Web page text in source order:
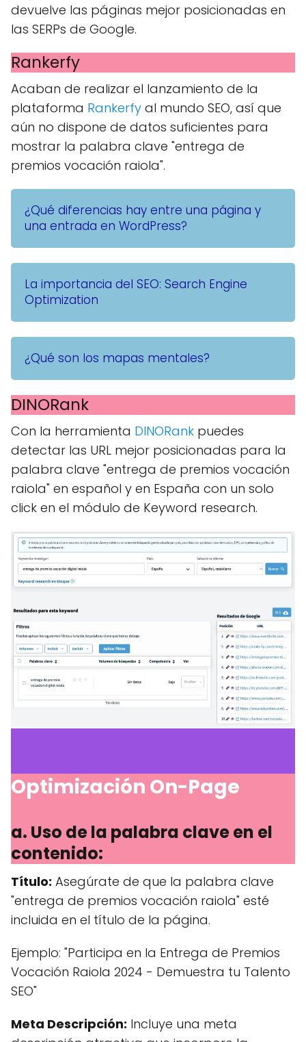
devuelve las páginas mejor posicionadas en
las SERPs de Google.
Rankerfy
Acaban de realizar el lanzamiento de la
plataforma Rankerfy al mundo SEO, así que
aún no dispone de datos suficientes para
mostrar la palabra clave "entrega de
premios vocación raiola".
¿Qué diferencias hay entre una página y
una entrada en WordPress?
La importancia del SEO: Search Engine
Optimization
¿Qué son los mapas mentales?
DINORank
Con la herramienta DINORank puedes
detectar las URL mejor posicionadas para la
palabra clave "entrega de premios vocación
raiola" en español y en España con un solo
click en el módulo de Keyword research.
Optimización On-Page
a. Uso de la palabra clave en el
contenido:
Título: Asegúrate de que la palabra clave
"entrega de premios vocación raiola" esté
incluida en el título de la página.
Ejemplo: "Participa en la Entrega de Premios
Vocación Raiola 2024 - Demuestra tu Talento
SEO"
Meta Descripción: Incluye una meta